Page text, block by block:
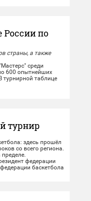
России по
страны, а также
среди
600 опытнейших
турнирной таблице
личных
турнир
здесь прошёл
со всего региона.
федерации
баскетбола